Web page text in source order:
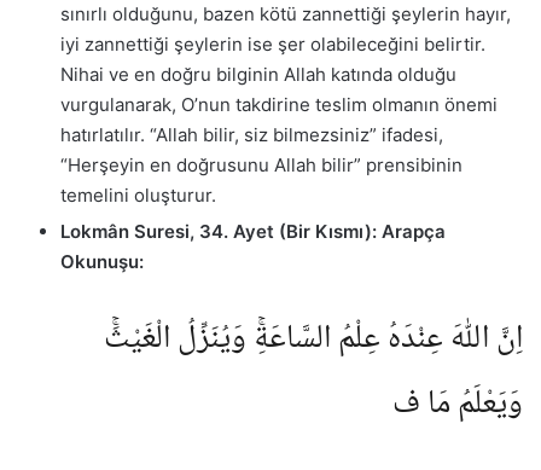
sınırlı olduğunu, bazen kötü zannettiği şeylerin hayır,
iyi zannettiği şeylerin ise şer olabileceğini belirtir.
Nihai ve en doğru bilginin Allah katında olduğu
vurgulanarak, O’nun takdirine teslim olmanın önemi
hatırlatılır. “Allah bilir, siz bilmezsiniz” ifadesi,
“Herşeyin en doğrusunu Allah bilir” prensibinin
temelini oluşturur.
Lokmân Suresi, 34. Ayet (Bir Kısmı): Arapça
Okunuşu:
اِنَّ اللّٰهَ عِنْدَهُ عِلْمُ السَّاعَةِۚ وَيُنَزِّلُ الْغَيْثَۚ
وَيَعْلَمُ مَا ف